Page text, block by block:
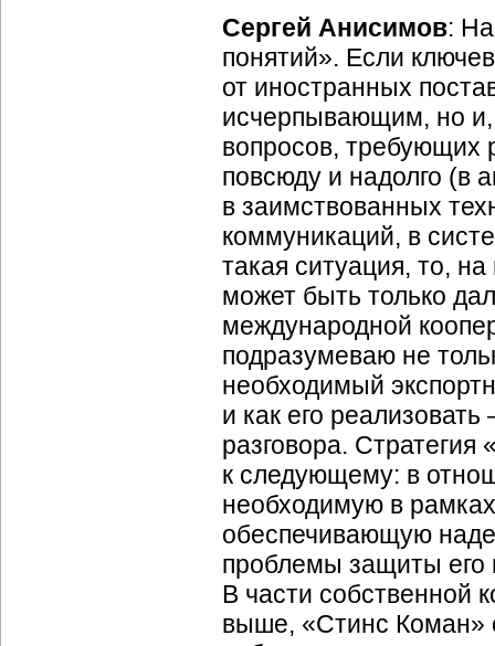
Сергей Анисимов:
понятий». Если
от иностранных
исчерпывающим, но и,
вопросов, требующих
повсюду и надолго (в
в заимствованных
коммуникаций, в
такая ситуация, то,
может быть только
международной
подразумеваю не
необходимый
и как его
разговора.
к следующему: в
необходимую в
обеспечивающую
проблемы защиты его
В части собственной
выше, «Стинс Коман»